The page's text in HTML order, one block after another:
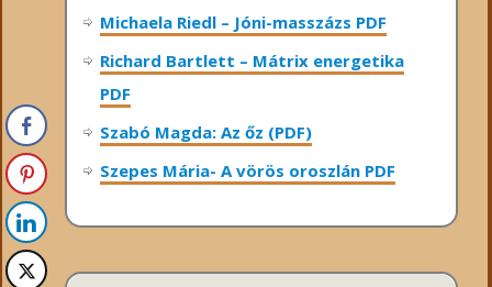
Michaela Riedl – Jóni-masszázs PDF
Richard Bartlett – Mátrix energetika
PDF
Szabó Magda: Az őz (PDF)
Szepes Mária- A vörös oroszlán PDF